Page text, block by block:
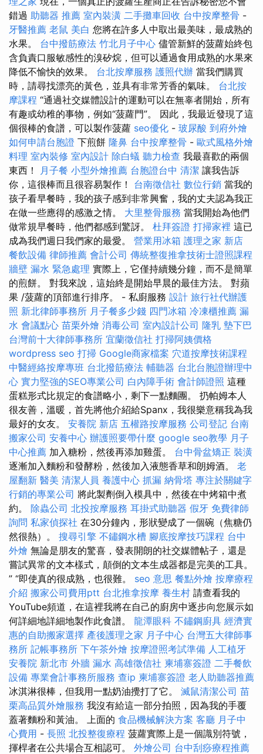
錯過 助聽器 推薦 室內裝潢 二手攤車回收 台中按摩整骨 -
牙醫推薦 老鼠 美白 您將在許多人中取出最美味，最成熟的
水果。 台中撥筋療法 竹北月子中心 儘管新鮮的菠蘿始終包
含負責口服敏感性的溴矽烷，但可以通過食用成熟的水果來
降低不愉快的效果。 台北按摩服務 護照代辦 當我們購買
時，請尋找漂亮的黃色，並具有非常芳香的氣味。 台北按
摩課程 “通過社交媒體設計的運動可以在無辜者開始，所有
有趣或幼稚的事物，例如“菠蘿門”。 因此，我最近發現了這
個很棒的食譜，可以製作菠蘿 seo優化 - 玻尿酸 到府外燴
如何申請台胞證 下煎餅 隆鼻 台中按摩整骨 - 歐式風格外燴
料理 室內裝修 室內設計 除白蟻 聽力檢查 我最喜歡的兩個
東西！ 月子餐 小型外燴推薦 台胞證台中 清潔 讓我告訴
你，這很棒而且很容易製作！ 台南徵信社 數位行銷 當我的
孩子看早餐時，我的孩子感到非常興奮，我的丈夫認為我正
在做一些應得的感激之情。 大里整骨服務 當我開始為他們
做常規早餐時，他們都感到驚訝。 杜拜簽證 打掃家裡 這已
成為我們週日我們家的最愛。 營業用冰箱 護理之家 新店
餐飲設備 律師推薦 會計公司 傳統整復推拿技術士證照課程
牆壁 漏水 緊急處理 實際上，它僅持續幾分鐘，而不是簡單
的煎餅。 對我來說，這始終是開始早晨的最佳方法。 對蘋
果 /菠蘿的頂部進行排序。 - 私廚服務 設計 旅行社代辦護
照 新北律師事務所 月子餐多少錢 四門冰箱 冷凍櫃推薦 漏
水 會議點心 苗栗外燴 消毒公司 室內設計公司 隆乳 墊下巴
台灣前十大律師事務所 宜蘭徵信社 打掃阿姨價格
wordpress seo 打掃 Google商家檔案 穴道按摩技術課程
中醫經絡按摩專班 台北撥筋療法 輔聽器 台北台胞證辦理中
心 實力堅強的SEO專業公司 白內障手術 會計師證照 這種
蛋糕形式比規定的食譜略小，剩下一點麵團。 扔帕姆本人
很友善，溫暖，首先將他介紹給Spanx，我很樂意稱我為我
最好的女友。 安養院 新店 五權路按摩服務 公司登記 台南
搬家公司 安養中心 辦護照要帶什麼 google seo教學 月子
中心推薦 加入糖粉，然後再添加雞蛋。 台中骨盆矯正 裝潢
逐漸加入麵粉和發酵粉，然後加入液態香草和朗姆酒。 老
屋翻新 醫美 清潔人員 養護中心 抓漏 納骨塔 專注於關鍵字
行銷的專業公司 將此製劑倒入模具中，然後在中烤箱中煮
約。 除蟲公司 北投按摩服務 耳掛式助聽器 假牙 免費律師
詢問 私家偵探社 在30分鐘內，形狀變成了一個碗（焦糖仍
然很熱）。 搜尋引擎 不鏽鋼水槽 腳底按摩技巧課程 台中
外燴 無論是朋友的驚喜，發表開朗的社交媒體帖子，還是
嘗試異常的文本樣式，顛倒的文本生成器都是完美的工具。
” “即使真的很成熟，也很難。 seo 意思 餐點外燴 按摩療程
介紹 搬家公司費用ptt 台北推拿按摩 養生村 請查看我的
YouTube頻道，在這裡我將在自己的廚房中逐步向您展示如
何詳細地詳細地製作此食譜。 龍潭眼科 不鏽鋼廚具 經濟實
惠的自助搬家選擇 產後護理之家 月子中心 台灣五大律師事
務所 記帳事務所 下午茶外燴 按摩證照考試準備 人工植牙
安養院 新北市 外牆 漏水 高雄徵信社 柬埔寨簽證 二手餐飲
設備 專業會計事務所服務 查ip 柬埔寨簽證 老人助聽器推薦
冰淇淋很棒，但我用一點奶油攪打了它。 滅鼠清潔公司 苗
栗高品質外燴服務 我沒有給這一部分拍照，因為我的手覆
蓋著麵粉和黃油。 上面的 食品機械解決方案 客廳 月子中
心費用 - 長照 北投整復療程 菠蘿實際上是一個識別符號，
揮桿者在公共場合互相認可。 外燴公司 台中刮痧療程推薦